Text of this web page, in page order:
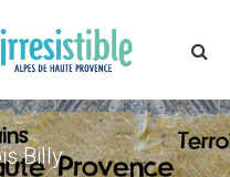
Billy